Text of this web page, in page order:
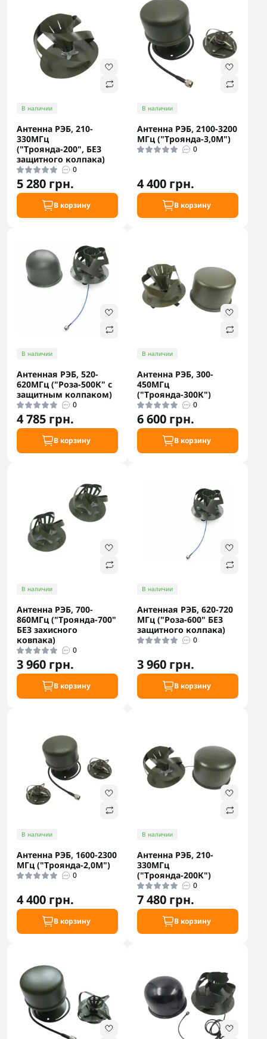
В наличии
Антенна РЭБ, 210-
330МГц
("Троянда-200", БЕЗ
защитного колпака)
0
5 280 грн.
В корзину
В наличии
Антенна РЭБ, 2100-3200
МГц ("Троянда-3,0М")
0
4 400 грн.
В корзину
В наличии
Антенная РЭБ, 520-
620МГц ("Роза-500К" с
защитным колпаком)
0
4 785 грн.
В корзину
В наличии
Антенна РЭБ, 300-
450МГц
("Троянда-300К")
0
6 600 грн.
В корзину
В наличии
Антенна РЭБ, 700-
860МГц ("Троянда-700"
БЕЗ захисного
ковпака)
0
3 960 грн.
В корзину
В наличии
Антенная РЭБ, 620-720
МГц ("Роза-600" БЕЗ
защитного колпака)
0
3 960 грн.
В корзину
В наличии
Антенна РЭБ, 1600-2300
МГц ("Троянда-2,0М")
0
4 400 грн.
В корзину
В наличии
Антенна РЭБ, 210-
330МГц
("Троянда-200К")
0
7 480 грн.
В корзину